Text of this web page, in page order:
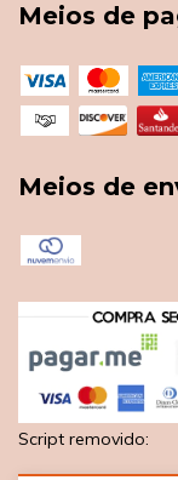
Meios de
Meios de
Script removido: